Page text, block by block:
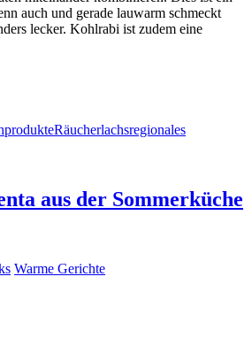
auch und gerade lauwarm schmeckt
lecker. Kohlrabi ist zudem eine
Räucherlachsregionales
aus der Sommerküche
Warme Gerichte